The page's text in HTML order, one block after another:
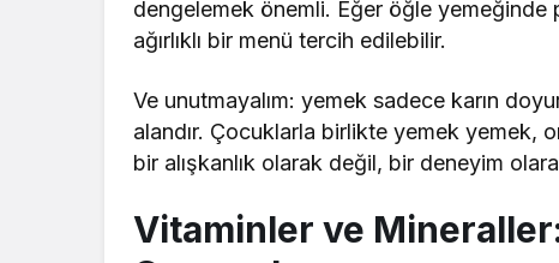
dengelemek önemli. Eğer öğle
ağırlıklı bir menü tercih edilebilir.
Ve unutmayalım: yemek sadece karın
alandır. Çocuklarla birlikte yemek yemek,
bir alışkanlık olarak değil, bir deneyim
Vitaminler ve